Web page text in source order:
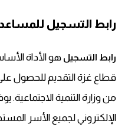
رابط التسجيل
رابط التسجيل هو الأداة
قطاع غزة التقديم للحصول
من وزارة التنمية الاجتماعية.
الإلكتروني لجميع الأسر